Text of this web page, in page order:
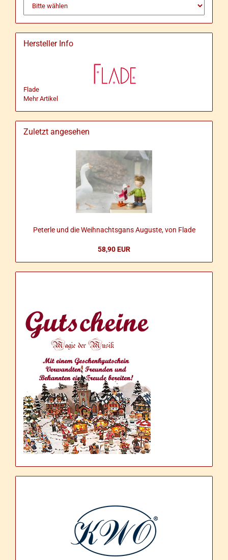
Hersteller Info
Flade
Mehr Artikel
Zuletzt angesehen
Pe­ter­le und die Weih­nachts­gans Au­gus­te, von Flade
58,90 EUR